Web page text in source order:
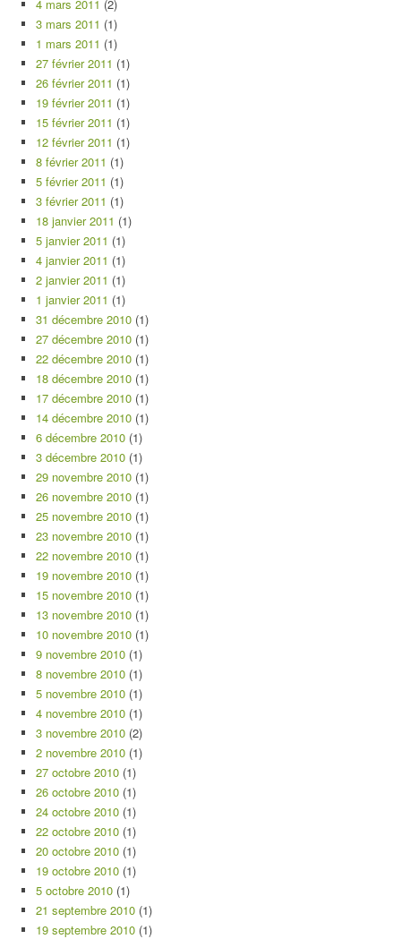
4 mars 2011 (2)
3 mars 2011 (1)
1 mars 2011 (1)
27 février 2011 (1)
26 février 2011 (1)
19 février 2011 (1)
15 février 2011 (1)
12 février 2011 (1)
8 février 2011 (1)
5 février 2011 (1)
3 février 2011 (1)
18 janvier 2011 (1)
5 janvier 2011 (1)
4 janvier 2011 (1)
2 janvier 2011 (1)
1 janvier 2011 (1)
31 décembre 2010 (1)
27 décembre 2010 (1)
22 décembre 2010 (1)
18 décembre 2010 (1)
17 décembre 2010 (1)
14 décembre 2010 (1)
6 décembre 2010 (1)
3 décembre 2010 (1)
29 novembre 2010 (1)
26 novembre 2010 (1)
25 novembre 2010 (1)
23 novembre 2010 (1)
22 novembre 2010 (1)
19 novembre 2010 (1)
15 novembre 2010 (1)
13 novembre 2010 (1)
10 novembre 2010 (1)
9 novembre 2010 (1)
8 novembre 2010 (1)
5 novembre 2010 (1)
4 novembre 2010 (1)
3 novembre 2010 (2)
2 novembre 2010 (1)
27 octobre 2010 (1)
26 octobre 2010 (1)
24 octobre 2010 (1)
22 octobre 2010 (1)
20 octobre 2010 (1)
19 octobre 2010 (1)
5 octobre 2010 (1)
21 septembre 2010 (1)
19 septembre 2010 (1)